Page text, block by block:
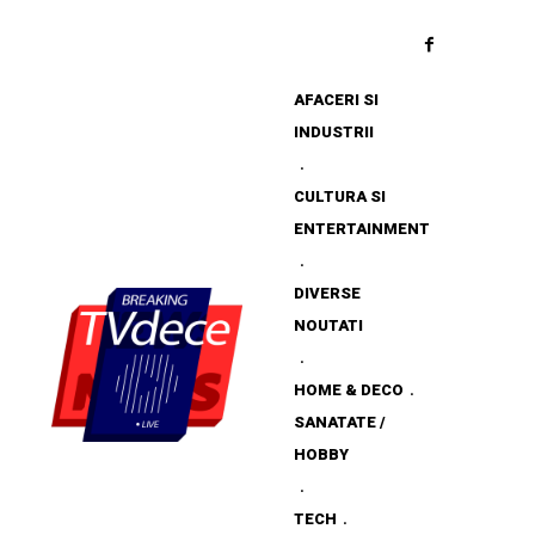
AFACERI SI
INDUSTRII
CULTURA SI
ENTERTAINMENT
DIVERSE
NOUTATI
HOME & DECO
SANATATE /
HOBBY
TECH